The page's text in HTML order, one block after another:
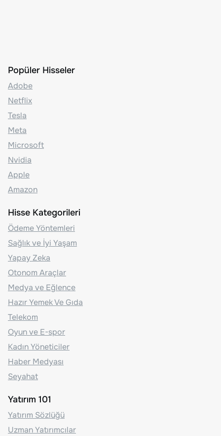
Popüler Hisseler
Adobe
Netflix
Tesla
Meta
Microsoft
Nvidia
Apple
Amazon
Hisse Kategorileri
Ödeme Yöntemleri
Sağlık ve İyi Yaşam
Yapay Zeka
Otonom Araçlar
Medya ve Eğlence
Hazır Yemek Ve Gıda
Telekom
Oyun ve E-spor
Kadın Yöneticiler
Haber Medyası
Seyahat
Yatırım 101
Yatırım Sözlüğü
Uzman Yatırımcılar